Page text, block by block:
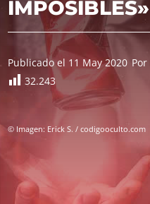
IMPOSIBLES»
Publicado el 11 May 2020 Por
32.243
© Imagen: Erick S. / codigooculto.com